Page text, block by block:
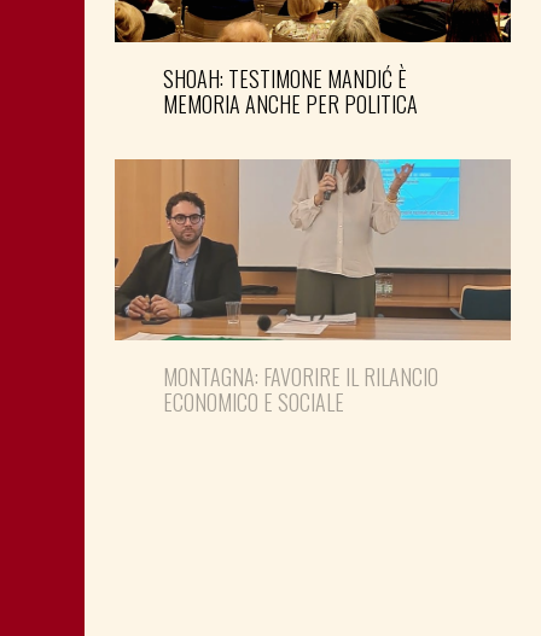
SHOAH: TESTIMONE MANDIĆ È
MEMORIA ANCHE PER POLITICA
MONTAGNA: FAVORIRE IL RILANCIO
ECONOMICO E SOCIALE